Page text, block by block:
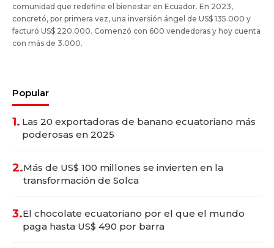
comunidad que redefine el bienestar en Ecuador. En 2023,
concretó, por primera vez, una inversión ángel de US$ 135.000 y
facturó US$ 220.000. Comenzó con 600 vendedoras y hoy cuenta
con más de 3.000.
Popular
1. Las 20 exportadoras de banano ecuatoriano más
poderosas en 2025
2.Más de US$ 100 millones se invierten en la
transformación de Solca
3.El chocolate ecuatoriano por el que el mundo
paga hasta US$ 490 por barra